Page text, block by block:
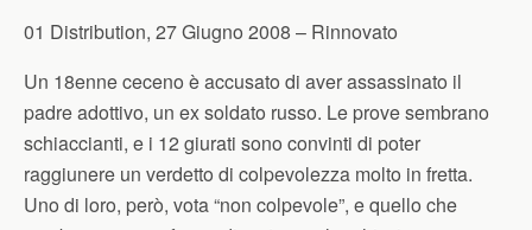
01 Distribution, 27 Giugno 2008 – Rinnovato
Un 18enne ceceno è accusato di aver assassinato il
padre adottivo, un ex soldato russo. Le prove sembrano
schiaccianti, e i 12 giurati sono convinti di poter
raggiunere un verdetto di colpevolezza molto in fretta.
Uno di loro, però, vota “non colpevole”, e quello che